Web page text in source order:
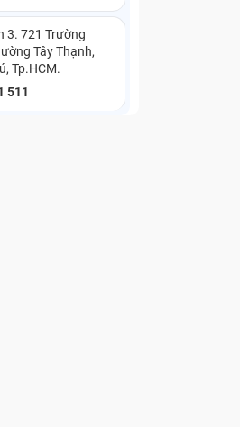
3. 721 Trường
Tây Thạnh,
Tp.HCM.
511